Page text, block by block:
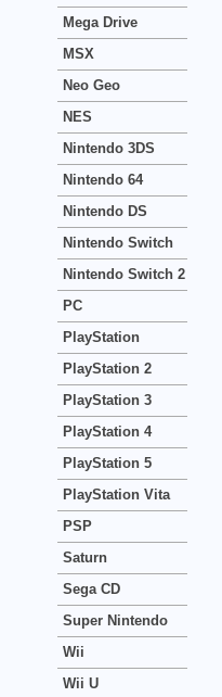
Mega Drive
MSX
Neo Geo
NES
Nintendo 3DS
Nintendo 64
Nintendo DS
Nintendo Switch
Nintendo Switch 2
PC
PlayStation
PlayStation 2
PlayStation 3
PlayStation 4
PlayStation 5
PlayStation Vita
PSP
Saturn
Sega CD
Super Nintendo
Wii
Wii U